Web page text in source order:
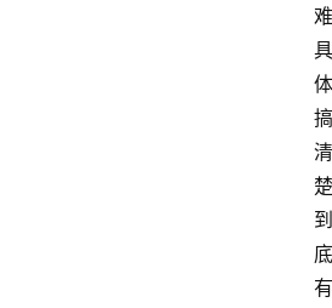
难
具
体
搞
清
楚
到
底
有